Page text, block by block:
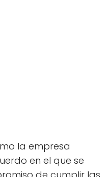
la empresa
en el que se